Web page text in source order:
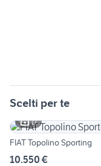
Scelti per te
17
FIAT Topolino Sporting
10.550 €